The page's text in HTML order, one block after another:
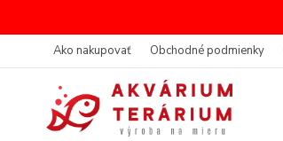
Ako nakupovať Obchodné podmienky